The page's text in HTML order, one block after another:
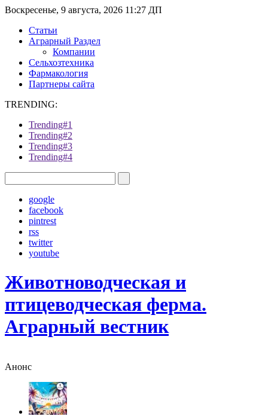
Воскресенье, 9 августа, 2026 11:27 ДП
Статьи
Аграрный Раздел
Компании
Сельхозтехника
Фармакология
Партнеры сайта
TRENDING:
Trending#1
Trending#2
Trending#3
Trending#4
google
facebook
pintrest
rss
twitter
youtube
Животноводческая и
птицеводческая ферма.
Аграрный вестник
Анонс